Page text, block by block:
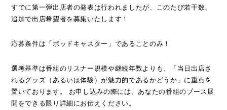
すでに第一弾出店者の発表は行われましたが、このたび若干数、
追加で出店希望者を募集いたします！
応募条件は「ポッドキャスター」であることのみ！
選考基準は番組のリスナー規模や継続年数よりも、「当日出店さ
れるグッズ（あるいは体験）が魅力的であるかどうか」に重点を
置いております。 お申し込みの際には、あなたの番組のブース展
開をできる限り詳細にお伝えください。